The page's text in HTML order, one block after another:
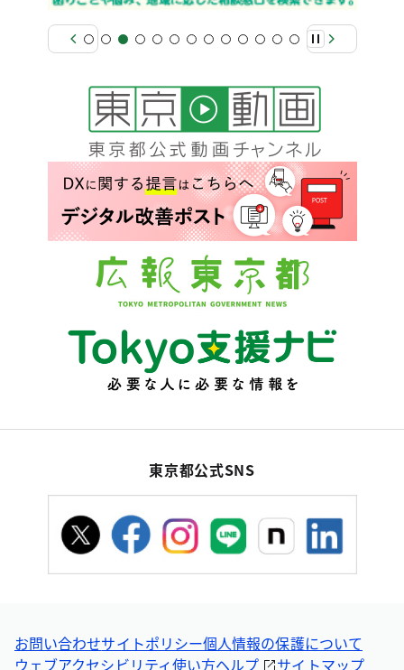
東京都公式SNS
お問い合わせサイトポリシー個人情報の保護について
ウェブアクセシビリティ使い方ヘルプ サイトマップ